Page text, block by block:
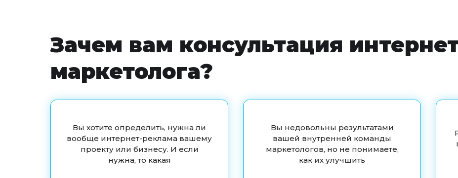
Зачем вам консультация
маркетолога?
Вы хотите определить, нужна ли
вообще интернет-реклама вашему
проекту или бизнесу. И если
нужна, то какая
Вы недовольны результатами
вашей внутренней команды
маркетологов, но не понимаете,
как их улучшить